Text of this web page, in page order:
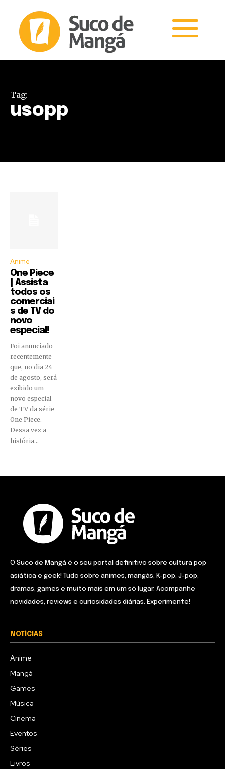
Tag:
usopp
Anime
One Piece
| Assista
todos os
comerciai
s de TV do
novo
especial!
Foi anunciado
recentemente
que, no dia 24
de agosto, será
exibido um
novo especial
de TV da série
One Piece.
Dessa vez a
história...
O Suco de Mangá é o seu portal definitivo sobre cultura pop
asiática e geek! Tudo sobre animes, mangás, K-pop, J-pop,
dramas, games e muito mais em um só lugar. Acompanhe
novidades, reviews e curiosidades diárias. Experimente!
NOTÍCIAS
Anime
Mangá
Games
Música
Cinema
Eventos
Séries
Livros